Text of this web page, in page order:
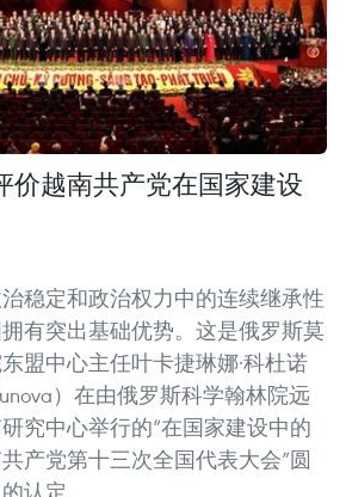
价越南共产党在国家建设
稳定和政治权力中的连续继承性
有突出基础优势。这是俄罗斯莫
盟中心主任叶卡捷琳娜·科杜诺
）在由俄罗斯科学翰林院远
究中心举行的“在国家建设中的
产党第十三次全国代表大会”圆